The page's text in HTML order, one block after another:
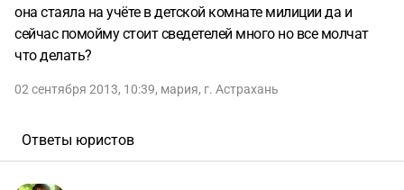
она стаяла на учёте в детской комнате милиции да и
сейчас помойму стоит сведетелей много но все молчат
что делать?
02 сентября 2013, 10:39, мария, г. Астрахань
Ответы юристов